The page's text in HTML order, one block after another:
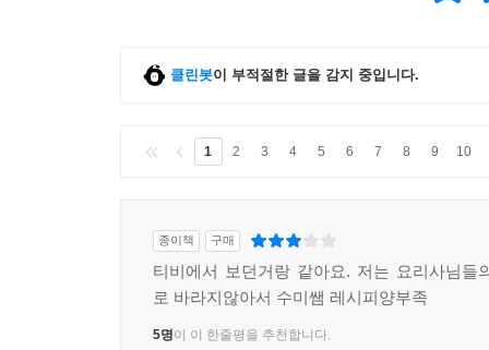
클린봇이 부적절한 글을 감지 중입니다.
1 2 3 4 5 6 7 8 9 10
종이책 구매
티비에서 보던거랑 같아요. 저는 요리사님들
로 바라지않아서 수미쌤 레시피양부족
5명이 이 한줄평을 추천합니다.